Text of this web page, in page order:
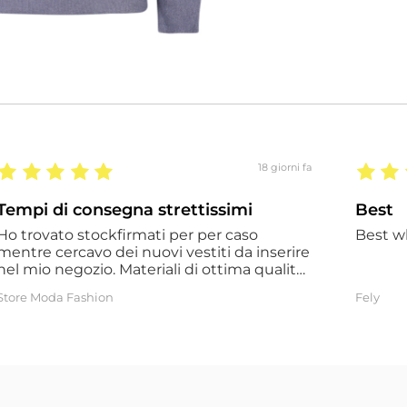
18 giorni fa
di consegna strettissimi
trovato stockfirmati per per caso
cercavo dei nuovi vestiti da inserire
mio negozio. Materiali di ottima qualità
Moda Fashion
Best
Best
Fely